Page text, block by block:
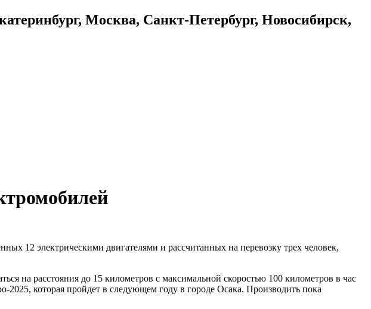
Москва, Санкт-Петербург, Новосибирск,
12 электрическими двигателями и рассчитанных на перевозку трех человек,
на расстояния до 15 километров с максимальной скоростью 100 километров в час
2025, которая пройдет в следующем году в городе Осака. Производить пока